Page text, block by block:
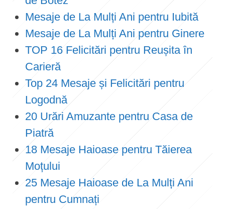
Mesaje de La Mulți Ani pentru Iubită
Mesaje de La Mulți Ani pentru Ginere
TOP 16 Felicitări pentru Reușita în
Carieră
Top 24 Mesaje și Felicitări pentru
Logodnă
20 Urări Amuzante pentru Casa de
Piatră
18 Mesaje Haioase pentru Tăierea
Moțului
25 Mesaje Haioase de La Mulți Ani
pentru Cumnați